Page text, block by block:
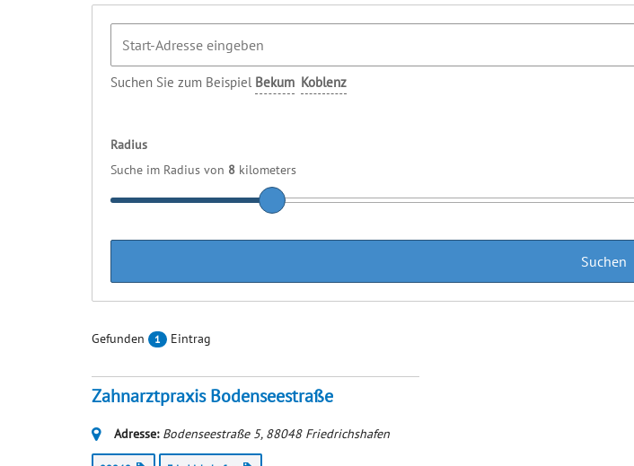
Suchen Sie zum Beispiel Bekum Koblenz
Radius
Suche im Radius von 8 kilometers
Gefunden 1 Eintrag
Zahnarztpraxis Bodenseestraße
Adresse: Bodenseestraße 5, 88048Friedrichshafen